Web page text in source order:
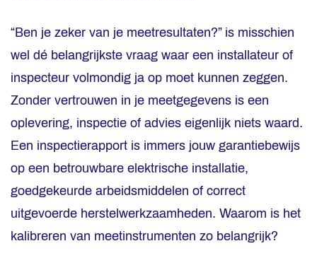
“Ben je zeker van je meetresultaten?” is misschien
wel dé belangrijkste vraag waar een installateur of
inspecteur volmondig ja op moet kunnen zeggen.
Zonder vertrouwen in je meetgegevens is een
oplevering, inspectie of advies eigenlijk niets waard.
Een inspectierapport is immers jouw garantiebewijs
op een betrouwbare elektrische installatie,
goedgekeurde arbeidsmiddelen of correct
uitgevoerde herstelwerkzaamheden. Waarom is het
kalibreren van meetinstrumenten zo belangrijk?